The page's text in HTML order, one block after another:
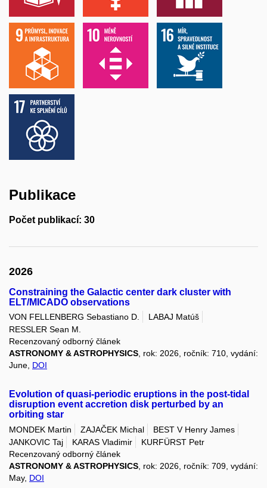
Publikace
Počet publikací: 30
2026
Constraining the Galactic center dark cluster with
ELT/MICADO observations
VON FELLENBERG Sebastiano D.
LABAJ Matúš
RESSLER Sean M.
Recenzovaný odborný článek
ASTRONOMY & ASTROPHYSICS, rok: 2026, ročník: 710, vydání:
June, DOI
Evolution of quasi-periodic eruptions in the post-tidal
disruption event accretion disk perturbed by an
orbiting star
MONDEK Martin ZAJAČEK Michal
BEST V Henry James
JANKOVIC Taj
KARAS Vladimir
KURFÜRST Petr
Recenzovaný odborný článek
ASTRONOMY & ASTROPHYSICS , rok: 2026, ročník: 709, vydání:
May, DOI